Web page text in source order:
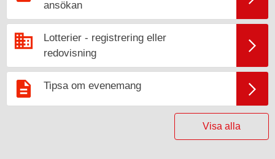
ansökan
Lotterier - registrering eller
redovisning
Tipsa om evenemang
Visa alla